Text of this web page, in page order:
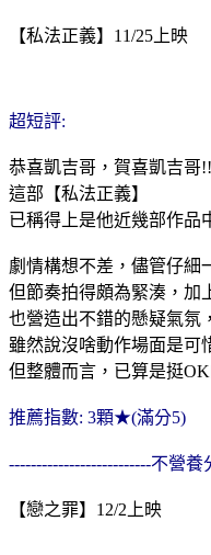
【私法正義】11/25上映
超短評:
恭喜凱吉哥，賀喜凱吉哥!!
這部【私法正義】
已稱得上是他近幾部作品
劇情構想不差，儘管仔細
但節奏拍得頗為緊湊，加
也營造出不錯的懸疑氣氛，
雖然說沒啥動作場面是可
但整體而言，已算是挺
推薦指數: 3顆★(滿分5)
--------------------------不營養
【戀之罪】12/2上映